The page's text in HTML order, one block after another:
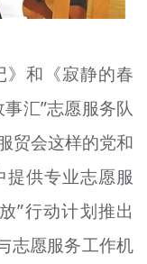
+
》和《寂静的春
汇”志愿服务队
贸会这样的党和
提供专业志愿服
”行动计划推出
志愿服务工作机